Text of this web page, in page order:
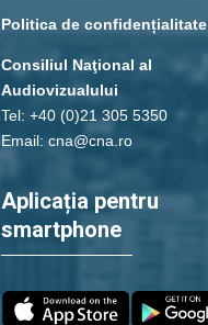
Politica de confidențialitate
Consiliul Naţional al
Audiovizualului
Tel: +40 (0)21 305 5350
Email: cna@cna.ro
Aplicația pentru
smartphone